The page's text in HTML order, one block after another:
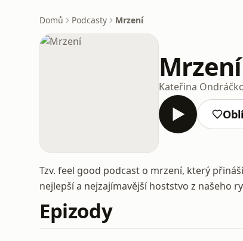
Domů Podcasty Mrzení
Mrzení
Kateřina
Tzv. feel good podcast o mrzení, který
nejlepší a nejzajímavější hoststvo z našeho
Epizody